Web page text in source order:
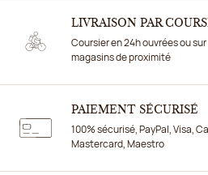
LIVRAISON PAR
Coursier en 24h ouvrées ou
magasins de proximité
PAIEMENT SÉCURISÉ
100% sécurisé, PayPal, Visa,
Mastercard, Maestro